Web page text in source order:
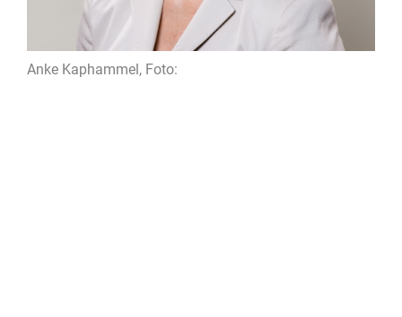
Anke Kaphammel, Foto: